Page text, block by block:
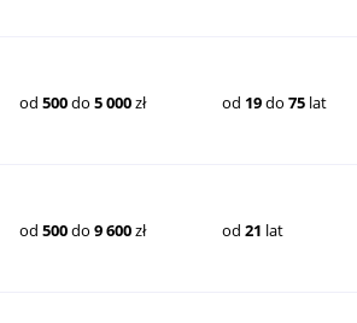
od500do5 000zł od 19do 75lat
od500do9 600zł od 21 lat